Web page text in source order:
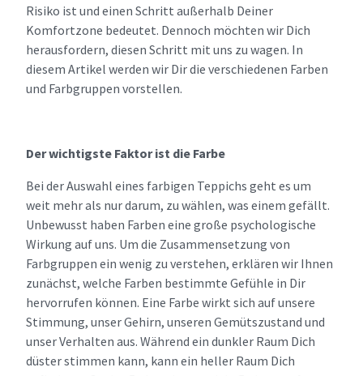
Risiko ist und einen Schritt außerhalb Deiner
Komfortzone bedeutet. Dennoch möchten wir Dich
herausfordern, diesen Schritt mit uns zu wagen. In
diesem Artikel werden wir Dir die verschiedenen Farben
und Farbgruppen vorstellen.
Der wichtigste Faktor ist die Farbe
Bei der Auswahl eines farbigen Teppichs geht es um
weit mehr als nur darum, zu wählen, was einem gefällt.
Unbewusst haben Farben eine große psychologische
Wirkung auf uns. Um die Zusammensetzung von
Farbgruppen ein wenig zu verstehen, erklären wir Ihnen
zunächst, welche Farben bestimmte Gefühle in Dir
hervorrufen können. Eine Farbe wirkt sich auf unsere
Stimmung, unser Gehirn, unseren Gemütszustand und
unser Verhalten aus. Während ein dunkler Raum Dich
düster stimmen kann, kann ein heller Raum Dich